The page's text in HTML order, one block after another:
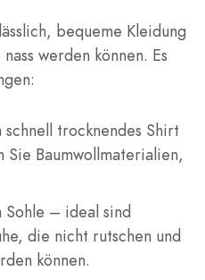
bequeme Kleidung
werden können. Es
trocknendes Shirt
Baumwollmaterialien,
– ideal sind
die nicht rutschen und
können.